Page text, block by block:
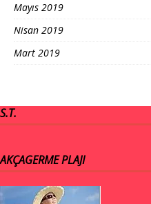
Mayıs 2019
Nisan 2019
Mart 2019
S.T.
AKÇAGERME PLAJI